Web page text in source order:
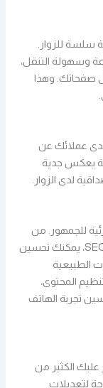
سلسة للزوار.
وسهولة التنقل،
صفحاتك. وهذا
لدى عملائك عن
يعكس جدية
لدى الزوار.
للجمهور. من
متوافق مع معايير SEO، يمكنك تحسين
الطبيعية
المحتوى،
تجربة الهاتف
عليك الكثير من
لتعديلات